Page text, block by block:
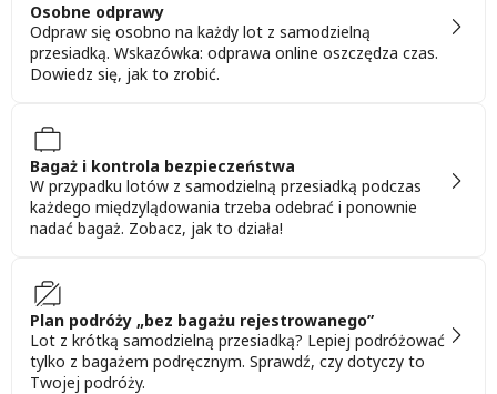
Osobne odprawy
Odpraw się osobno na każdy lot z samodzielną
przesiadką. Wskazówka: odprawa online oszczędza czas.
Dowiedz się, jak to zrobić.
Bagaż i kontrola bezpieczeństwa
W przypadku lotów z samodzielną przesiadką podczas
każdego międzylądowania trzeba odebrać i ponownie
nadać bagaż. Zobacz, jak to działa!
Plan podróży „bez bagażu rejestrowanego”
Lot z krótką samodzielną przesiadką? Lepiej podróżować
tylko z bagażem podręcznym. Sprawdź, czy dotyczy to
Twojej podróży.